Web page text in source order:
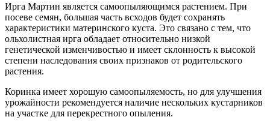
Ирга Мартин является самоопыляющимся растением. При
посеве семян, большая часть всходов будет сохранять
характеристики материнского куста. Это связано с тем, что
ольхолистная ирга обладает относительно низкой
генетической изменчивостью и имеет склонность к высокой
степени наследования своих признаков от родительского
растения.
Коринка имеет хорошую самоопыляемость, но для улучшения
урожайности рекомендуется наличие нескольких кустарников
на участке для перекрестного опыления.